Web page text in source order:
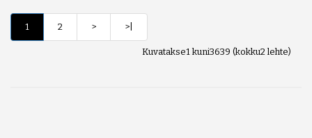
1 2 > >|
Kuvatakse1 kuni3639 (kokku2 lehte)